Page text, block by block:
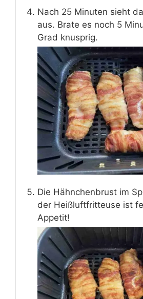
Nach 25 Minuten sieht
aus. Brate es noch 5
Grad knusprig.
Die Hähnchenbrust im
der Heißluftfritteuse ist
Appetit!